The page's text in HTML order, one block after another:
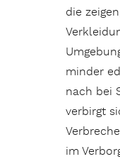
die
minder
nach bei
verbirgt
im